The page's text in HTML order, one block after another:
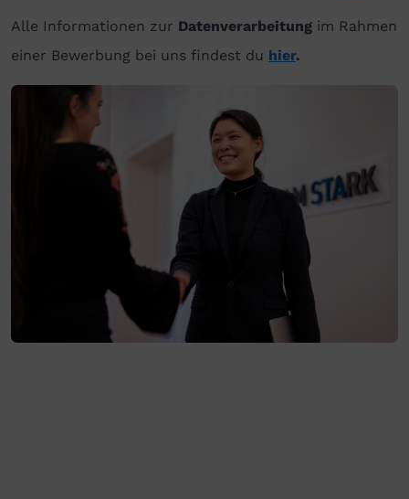
Alle Informationen zur Datenverarbeitung im Rahmen
einer Bewerbung bei uns findest du hier.